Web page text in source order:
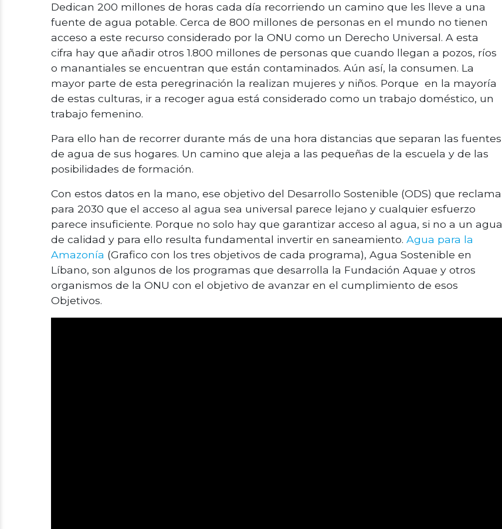
Dedican 200 millones de horas cada día recorriendo un camino que les lleve a una
fuente de agua potable. Cerca de 800 millones de personas en el mundo no tienen
acceso a este recurso considerado por la ONU como un Derecho Universal. A esta
cifra hay que añadir otros 1.800 millones de personas que cuando llegan a pozos, ríos
o manantiales se encuentran que están contaminados. Aún así, la consumen. La
mayor parte de esta peregrinación la realizan mujeres y niños. Porque en la mayoría
de estas culturas, ir a recoger agua está considerado como un trabajo doméstico, un
trabajo femenino.
Para ello han de recorrer durante más de una hora distancias que separan las fuentes
de agua de sus hogares. Un camino que aleja a las pequeñas de la escuela y de las
posibilidades de formación.
Con estos datos en la mano, ese objetivo del Desarrollo Sostenible (ODS) que reclama
para 2030 que el acceso al agua sea universal parece lejano y cualquier esfuerzo
parece insuficiente. Porque no solo hay que garantizar acceso al agua, si no a un agua
de calidad y para ello resulta fundamental invertir en saneamiento. Agua para la
Amazonía (Grafico con los tres objetivos de cada programa), Agua Sostenible en
Líbano, son algunos de los programas que desarrolla la Fundación Aquae y otros
organismos de la ONU con el objetivo de avanzar en el cumplimiento de esos
Objetivos.